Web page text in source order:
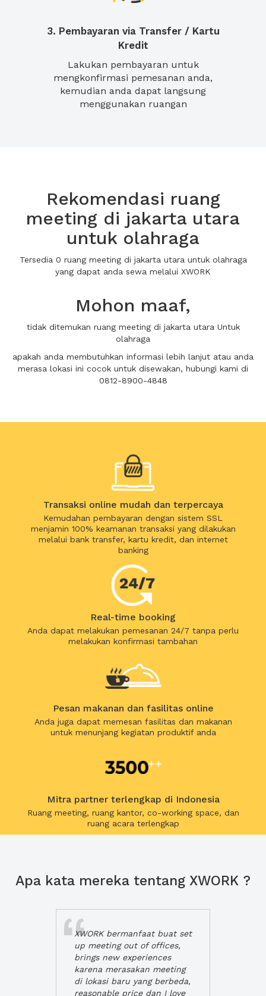
3. Pembayaran via Transfer / Kartu
Kredit
Lakukan pembayaran untuk
mengkonfirmasi pemesanan anda,
kemudian anda dapat langsung
menggunakan ruangan
Rekomendasi ruang
meeting di jakarta utara
untuk olahraga
Tersedia 0 ruang meeting di jakarta utara untuk olahraga
yang dapat anda sewa melalui XWORK
Mohon maaf,
tidak ditemukan ruang meeting di jakarta utara Untuk
olahraga
apakah anda membutuhkan informasi lebih lanjut atau anda
merasa lokasi ini cocok untuk disewakan, hubungi kami di
0812-8900-4848
Transaksi online mudah dan terpercaya
Kemudahan pembayaran dengan sistem SSL
menjamin 100% keamanan transaksi yang dilakukan
melalui bank transfer, kartu kredit, dan internet
banking
Real-time booking
Anda dapat melakukan pemesanan 24/7 tanpa perlu
melakukan konfirmasi tambahan
Pesan makanan dan fasilitas online
Anda juga dapat memesan fasilitas dan makanan
untuk menunjang kegiatan produktif anda
Mitra partner terlengkap di Indonesia
Ruang meeting, ruang kantor, co-working space, dan
ruang acara terlengkap
Apa kata mereka tentang XWORK ?
XWORK bermanfaat buat set
up meeting out of offices,
brings new experiences
karena merasakan meeting
di lokasi baru yang berbeda,
reasonable price dan I love